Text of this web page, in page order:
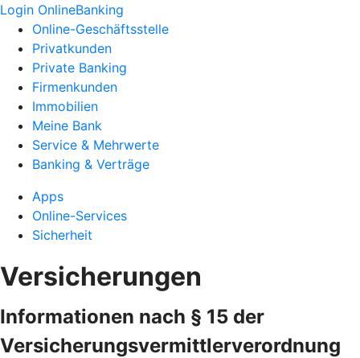
Login OnlineBanking
Online-Geschäftsstelle
Privatkunden
Private Banking
Firmenkunden
Immobilien
Meine Bank
Service & Mehrwerte
Banking & Verträge
Apps
Online-Services
Sicherheit
Versicherungen
Informationen nach § 15 der
Versicherungsvermittlerverordnung